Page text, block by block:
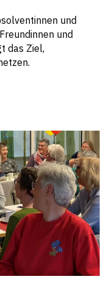
und
und
das Ziel,